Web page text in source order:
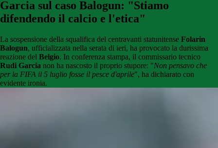
Garcia sul caso Balogun: "Stiamo
difendendo il calcio e l'etica"
La sospensione della squalifica del centravanti statunitense Folarin
Balogun, ufficializzata nella serata di ieri, ha provocato la durissima
reazione del Belgio. In conferenza stampa, il commissario tecnico
Rudi Garcia non ha nascosto il proprio stupore: "Non pensavo che
per la FIFA il 5 luglio fosse il pesce d'aprile", ha dichiarato con
evidente ironia.